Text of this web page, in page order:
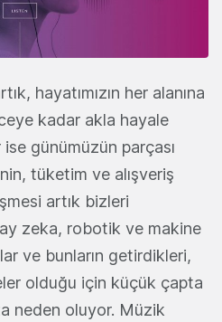
hayatımızın her alanına
kadar akla hayale
günümüzün parçası
tüketim ve alışveriş
artık bizleri
zeka, robotik ve makine
ve bunların getirdikleri,
olduğu için küçük çapta
neden oluyor. Müzik